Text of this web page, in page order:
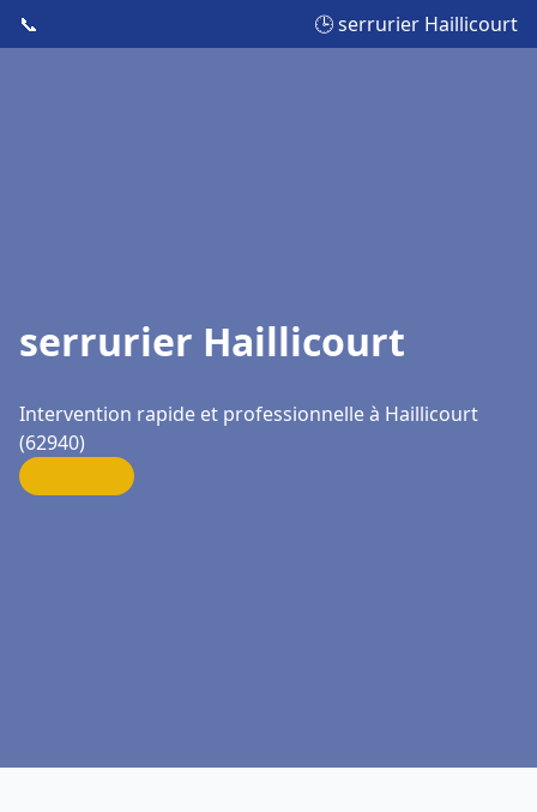
📞 🕒 serrurier Haillicourt
serrurier Haillicourt
Intervention rapide et professionnelle à Haillicourt
(62940)